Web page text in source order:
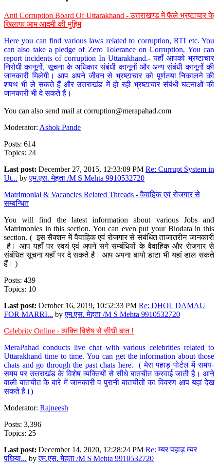
Anti Corruption Board Of Uttarakhand - उत्तराखण्ड में फैले भ्रष्टाचार के
खिलाफ आम आदमी की मुहिम
Here you can find various laws related to corruption, RTI etc. You
can also take a pledge of Zero Tolerance on Corruption, You can
report incidents of corruption In Uttarakhand.- यहाँ आपको भ्रष्टाचार
निरोधी कानूनों, सूचना के अधिकार संबंधी कानूनों और अन्य संबंधी कानूनों की
जानकारी मिलेगी। आप अपने जीवन से भ्रष्टाचार को पूर्णतया निकालने की
शपथ भी ले सकते हैं और उत्तराखंड में हो रही भ्रष्टाचार संबंधी घटनाओं की
जानकारी भी दे सकते हैं।
You can also send mail at corruption@merapahad.com
Moderator: Ashok Pande
Posts: 614
Topics: 24
Last post: December 27, 2015, 12:33:09 PM Re: Currupt System in
Ut... byएम.एस. मेहता /M S Mehta 9910532720
Matrimonial & Vacancies Related Threads - वैवाहिक एवं रोजगार से
सम्बन्धित
You will find the latest information about various Jobs and
Matrimonies in this section. You can even put your Biodata in this
section. ( इस सैक्शन में वैवाहिक एवं रोजगार से संबंधित ताजातरीन जानकारी
है। आप यहाँ पर स्वयं एवं अपने सगे सम्बंधियों के वैवाहिक और रोजगार से
संबंधित सूचना यहाँ पर दे सकते है। आप अपना बायो डाटा भी यहां डाल सकते
हैं। )
Posts: 439
Topics: 10
Last post: October 16, 2019, 10:52:33 PM Re: DHOL DAMAU
FOR MARRI... byएम.एस. मेहता /M S Mehta 9910532720
Celebrity Online - व्यक्ति विशेष से सीधी बात !
MeraPahad conducts live chat with various celebrities related to
Uttarakhand time to time. You can get the information about those
chats and go through the past chats here. ( मेरा पहाड़ पोर्टल में समय-
समय पर उत्तराखंड के विशेष व्यक्तियों से सीधे बातचीत करवाई जाती है। आने
वाली बातचीत के बारे में जानकारी व पुरानी बातचीतों का विवरण आप यहां देख
सकते है।)
Moderator: Rajneesh
Posts: 3,396
Topics: 25
Last post: December 14, 2020, 12:28:24 PM Re: म्यर पहाड़ म्यर
पछिया... byएम.एस. मेहता /M S Mehta 9910532720